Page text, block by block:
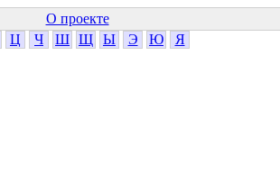
О проекте
Ц Ч Ш Щ Ы Э Ю Я